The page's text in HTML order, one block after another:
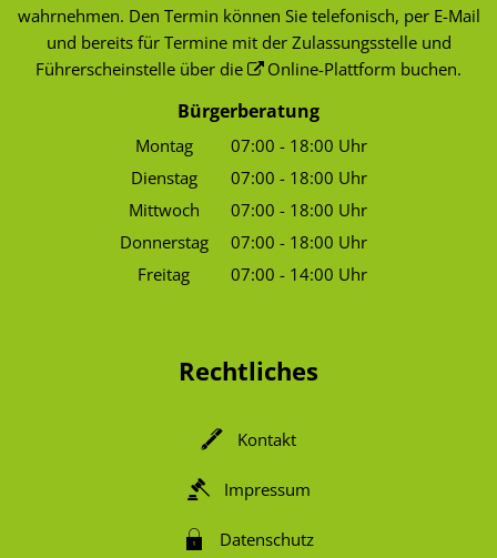
wahrnehmen. Den Termin können Sie telefonisch, per E-Mail
und bereits für Termine mit der Zulassungsstelle und
Führerscheinstelle über die
Online-Plattform buchen.
Bürgerberatung
Montag 07:00 - 18:00 Uhr
Von 07:00 bis 18:00 Uhr
Dienstag 07:00 - 18:00 Uhr
Von 07:00 bis 18:00 Uhr
Mittwoch 07:00 - 18:00 Uhr
Von 07:00 bis 18:00 Uhr
Donnerstag 07:00 - 18:00 Uhr
Von 07:00 bis 18:00 Uhr
Freitag 07:00 - 14:00 Uhr
Rechtliches
Kontakt
Impressum
Datenschutz